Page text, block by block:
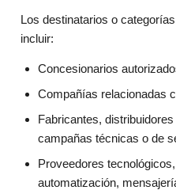
Los destinatarios o
incluir:
Concesionarios
Compañías relacionadas
Fabricantes,
campañas técnicas o de
Proveedores
automatización,